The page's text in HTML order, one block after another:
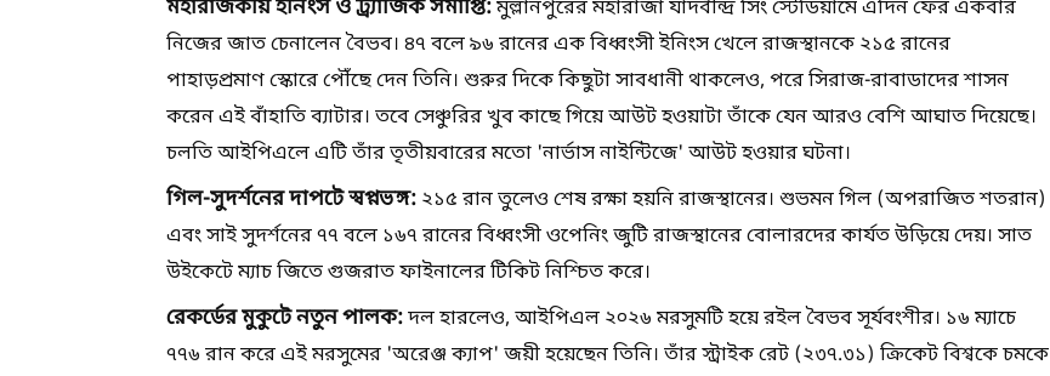
মহারাজকীয় ইনিংস ও ট্র্যাজিক সমাপ্তি:মুল্লানপুরের মহারাজা যাদবীন্দ্র সিং স্টেডিয়ামে এদিন ফের একবার
নিজের জাত চেনালেন বৈভব। ৪৭ বলে ৯৬ রানের এক বিধ্বংসী ইনিংস খেলে রাজস্থানকে ২১৫ রানের
পাহাড়প্রমাণ স্কোরে পৌঁছে দেন তিনি। শুরুর দিকে কিছুটা সাবধানী থাকলেও, পরে সিরাজ-রাবাডাদের শাসন
করেন এই বাঁহাতি ব্যাটার। তবে সেঞ্চুরির খুব কাছে গিয়ে আউট হওয়াটা তাঁকে যেন আরও বেশি আঘাত দিয়েছে।
চলতি আইপিএলে এটি তাঁর তৃতীয়বারের মতো 'নার্ভাস নাইন্টিজে' আউট হওয়ার ঘটনা।
গিল-সুদর্শনের দাপটে স্বপ্নভঙ্গ: ২১৫ রান তুলেও শেষ রক্ষা হয়নি রাজস্থানের। শুভমন গিল (অপরাজিত শতরান)
এবং সাই সুদর্শনের ৭৭ বলে ১৬৭ রানের বিধ্বংসী ওপেনিং জুটি রাজস্থানের বোলারদের কার্যত উড়িয়ে দেয়। সাত
উইকেটে ম্যাচ জিতে গুজরাত ফাইনালের টিকিট নিশ্চিত করে।
রেকর্ডের মুকুটে নতুন পালক:দল হারলেও, আইপিএল ২০২৬ মরসুমটি হয়ে রইল বৈভব সূর্যবংশীর। ১৬ ম্যাচে
৭৭৬ রান করে এই মরসুমের 'অরেঞ্জ ক্যাপ' জয়ী হয়েছেন তিনি। তাঁর স্ট্রাইক রেট (২৩৭.৩১) ক্রিকেট বিশ্বকে চমকে